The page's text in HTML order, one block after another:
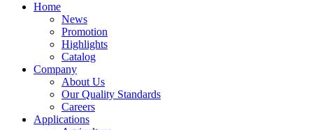
Home
News
Promotion
Highlights
Catalog
Company
About Us
Our Quality Standards
Careers
Applications